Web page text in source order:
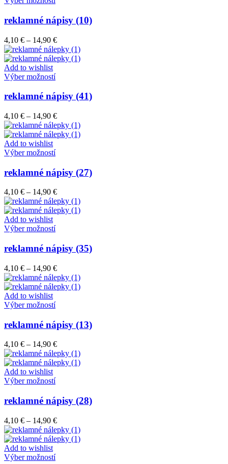
na
stránke
produktu.
má
viacero
variantov.
Možnosti
si
môžete
vybrať
na
stránke
produktu.
reklamné nápisy (10)
4,10 € – 14,90 €Price
range:
4,10 €
Add to wishlist
Výber možnostíTento
má
viacero
variantov.
Možnosti
si
môžete
vybrať
na
stránke
produktu.
reklamné nápisy (41)
4,10 € – 14,90 €Price
range:
4,10 €
Add to wishlist
Výber možnostíTento
má
viacero
variantov.
Možnosti
si
môžete
vybrať
na
stránke
produktu.
reklamné nápisy (27)
4,10 € – 14,90 €Price
range:
4,10 €
Add to wishlist
Výber možnostíTento
má
viacero
variantov.
Možnosti
si
môžete
vybrať
na
stránke
produktu.
reklamné nápisy (35)
4,10 € – 14,90 €Price
range:
4,10 €
Add to wishlist
Výber možnostíTento
má
viacero
variantov.
Možnosti
si
môžete
vybrať
na
stránke
produktu.
reklamné nápisy (13)
4,10 € – 14,90 €Price
range:
4,10 €
Add to wishlist
Výber možnostíTento
má
viacero
variantov.
Možnosti
si
môžete
vybrať
reklamné nápisy (28)
4,10 € – 14,90 €Price
range:
4,10 €
Add to wishlist
Výber možnostíTento